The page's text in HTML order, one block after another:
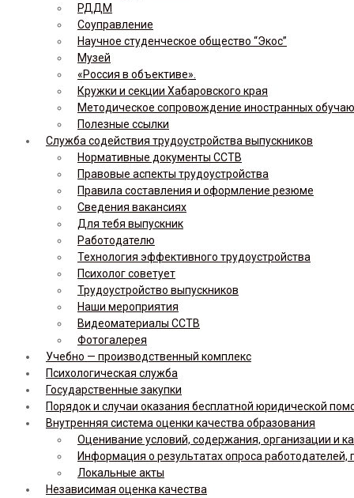
РДДМ
Соуправление
Научное студенческое общество “Экос”
Музей
«Россия в объективе».
Кружки и секции Хабаровского края
Методическое сопровождение иностранных
Полезные ссылки
Служба содействия трудоустройства выпускников
Нормативные документы ССТВ
Правовые аспекты трудоустройства
Правила составления и оформление резюме
Сведения вакансиях
Для тебя выпускник
Работодателю
Технология эффективного трудоустройства
Психолог советует
Трудоустройство выпускников
Наши мероприятия
Видеоматериалы ССТВ
Фотогалерея
Учебно — производственный комплекс
Психологическая служба
Государственные закупки
Порядок и случаи оказания бесплатной юридической
Внутренняя система оценки качества образования
Оценивание условий, содержания, организации и
Информация о результатах опроса
Локальные акты
Независимая оценка качества